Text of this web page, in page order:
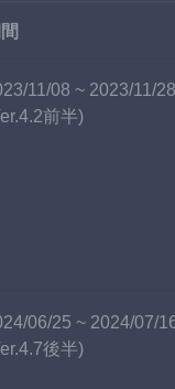
11/08 ~ 2023/11/28
前半)
06/25 ~ 2024/07/
後半)